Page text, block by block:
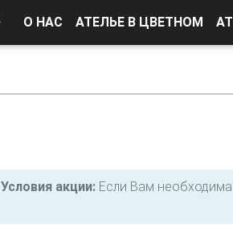
О НАС АТЕЛЬЕ В ЦВЕТНОМ
Условия акции: Если Вам необходима